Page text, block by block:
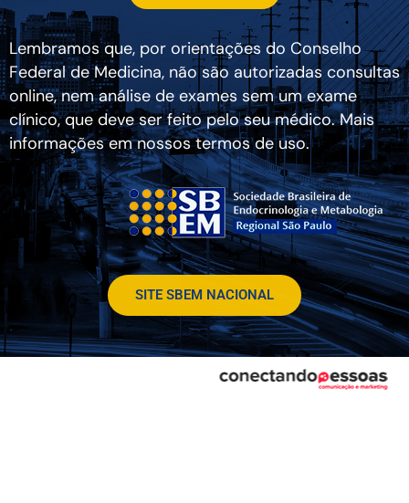
Lembramos que, por orientações do Conselho
Federal de Medicina, não são autorizadas consultas
online, nem análise de exames sem um exame
clínico, que deve ser feito pelo seu médico. Mais
informações em nossos termos de uso.
SITE SBEM NACIONAL